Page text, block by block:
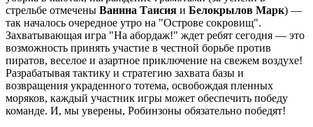
стрельбе отмечены Ванина Таисия и Белокрылов Марк) —
так началось очередное утро на "Острове сокровищ".
Захватывающая игра "На абордаж!" ждет ребят сегодня — это
возможность принять участие в честной борьбе против
пиратов, веселое и азартное приключение на свежем воздухе!
Разрабатывая тактику и стратегию захвата базы и
возвращения украденного тотема, освобождая пленных
моряков, каждый участник игры может обеспечить победу
команде. И, мы уверены, Робинзоны обязательно победят!